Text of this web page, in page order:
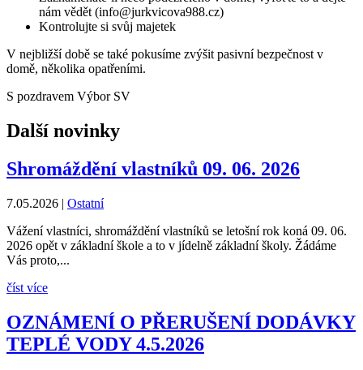
nám vědět (info@jurkvicova988.cz)
Kontrolujte si svůj majetek
V nejbližší době se také pokusíme zvýšit pasivní bezpečnost v
domě, několika opatřeními.
S pozdravem Výbor SV
Další novinky
Shromáždění vlastníků 09. 06. 2026
7.05.2026 | Ostatní
Vážení vlastníci, shromáždění vlastníků se letošní rok koná 09. 06.
2026 opět v základní škole a to v jídelně základní školy. Žádáme
Vás proto,...
číst více
OZNÁMENÍ O PŘERUŠENÍ DODÁVKY
TEPLÉ VODY 4.5.2026